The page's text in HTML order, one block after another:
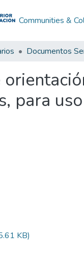
Communities &
Documentos
para
KB)